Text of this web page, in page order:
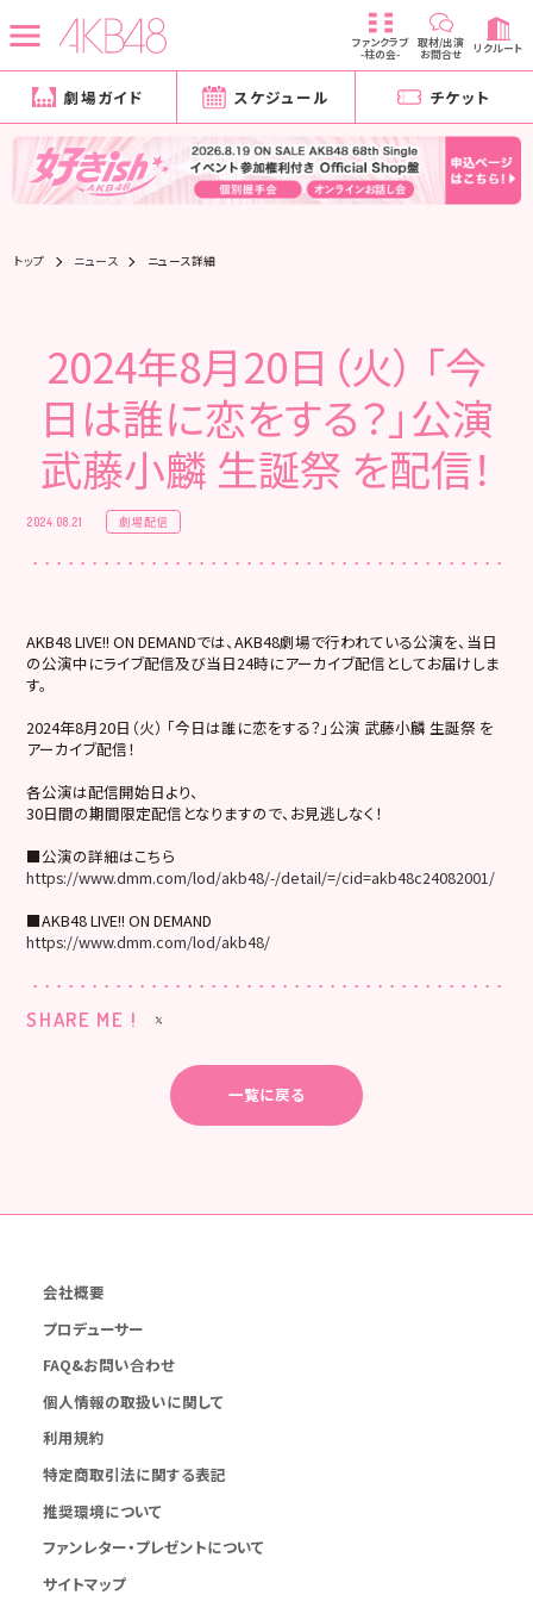
ファンクラブ
-柱の会-
取材/出演
お問合せ リクルート
劇場ガイド スケジュール チケット
トップ ニュース ニュース詳細
2024年8月20日（火） 「今
日は誰に恋をする？」公演
武藤小麟 生誕祭 を配信！
2024.08.21 劇場配信
AKB48 LIVE!! ON DEMANDでは、AKB48劇場で行われている公演を、当日
の公演中にライブ配信及び当日24時にアーカイブ配信としてお届けしま
す。
2024年8月20日（火） 「今日は誰に恋をする？」公演 武藤小麟 生誕祭 を
アーカイブ配信！
各公演は配信開始日より、
30日間の期間限定配信となりますので、お見逃しなく！
■公演の詳細はこちら
https://www.dmm.com/lod/akb48/-/detail/=/cid=akb48c24082001/
■AKB48 LIVE!! ON DEMAND
https://www.dmm.com/lod/akb48/
SHARE ME !
一覧に戻る
会社概要
プロデューサー
FAQ&お問い合わせ
個人情報の取扱いに関して
利用規約
特定商取引法に関する表記
推奨環境について
ファンレター・プレゼントについて
サイトマップ